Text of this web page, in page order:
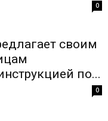
0
своим
по...
0